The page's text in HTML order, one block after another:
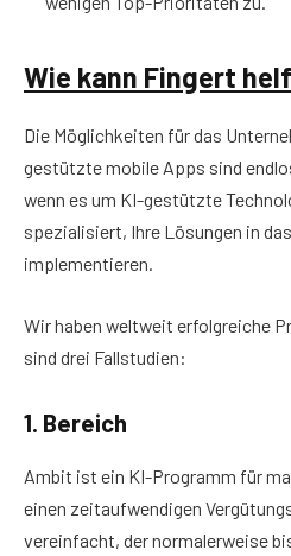
Wie kann Fingert
Die Möglichkeiten für das
gestützte mobile Apps sind
wenn es um KI-gestützte
spezialisiert, Ihre Lösungen in
implementieren.
Wir haben weltweit erfolgreiche
sind drei Fallstudien:
1. Bereich
Ambit ist ein KI-Programm für
einen zeitaufwendigen
vereinfacht, der normalerweise